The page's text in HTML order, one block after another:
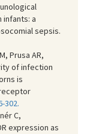
a
sepsis.
Prusa AR,
of infection
is
302.
C,
expression as